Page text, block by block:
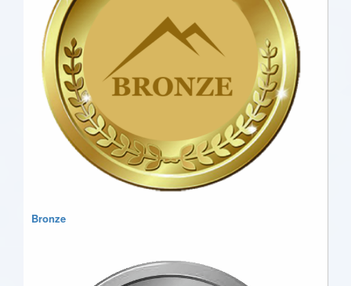
Bronze